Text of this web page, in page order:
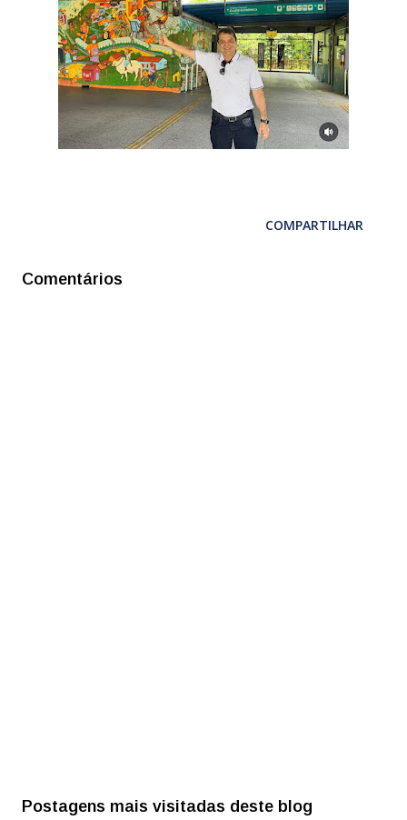
COMPARTILHAR
Comentários
Postagens mais visitadas deste blog